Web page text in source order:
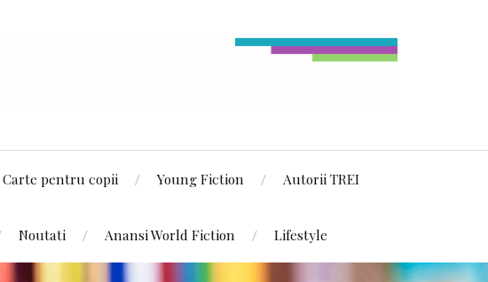
Carte pentru copii Young Fiction Autorii TREI
Noutati Anansi World Fiction Lifestyle